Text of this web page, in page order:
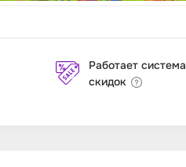
Работает система
скидок